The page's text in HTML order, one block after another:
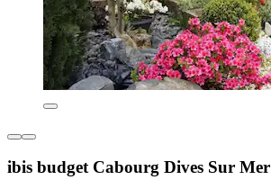
ibis budget Cabourg Dives Sur Mer